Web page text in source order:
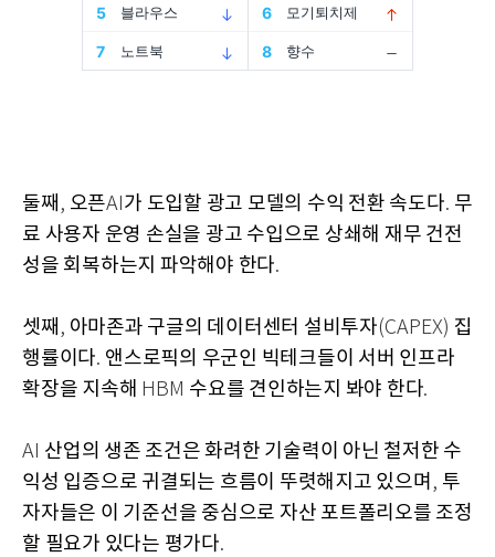
둘째 , 오픈AI 가 도입할 광고 모델의 수익 전환 속도다. 무
료 사용자 운영 손실을 광고 수입으로 상쇄해 재무 건전
성을 회복하는지 파악해야 한다.
셋째 , 아마존과 구글의 데이터센터 설비투자(CAPEX) 집
행률이다. 앤스로픽의 우군인 빅테크들이 서버 인프라
확장을 지속해 HBM 수요를 견인하는지 봐야 한다.
AI 산업의 생존 조건은 화려한 기술력이 아닌 철저한 수
익성 입증으로 귀결되는 흐름이 뚜렷해지고 있으며 , 투
자자들은 이 기준선을 중심으로 자산 포트폴리오를 조정
할 필요가 있다는 평가다.